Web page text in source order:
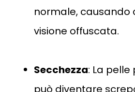
normale, causando
visione offuscata.
Secchezza: La
può diventare